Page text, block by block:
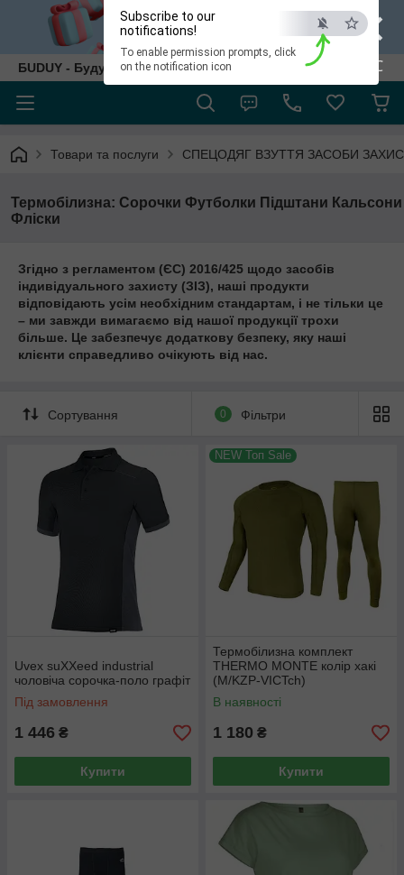
×
ESC
Subscribe to our
notifications!
To enable permission prompts, click
on the notification icon
БUDUY - Будуй як собі!
Товари та послуги СПЕЦОДЯГ ВЗУТТЯ ЗАСОБИ
Термобілизна: Сорочки Футболки Підштани Кальсони
Фліски
Згідно з регламентом (ЄС) 2016/425 щодо засобів
індивідуального захисту (ЗІЗ), наші продукти
відповідають усім необхідним стандартам, і не тільки це
– ми завжди вимагаємо від нашої продукції трохи
більше. Це забезпечує додаткову безпеку, яку наші
клієнти справедливо очікують від нас.
Сортування 0 Фільтри
Uvex suXXeed industrial
чоловіча сорочка-поло графіт
Під замовлення
1 446 ₴
Купити
NEW Топ Sale
Термобілизна комплект
THERMO MONTE колір хакі
(M/KZP-VICTch)
В наявності
1 180 ₴
Купити